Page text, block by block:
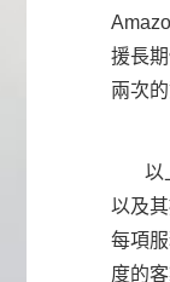
援長
兩次
以
以及
每項
度的